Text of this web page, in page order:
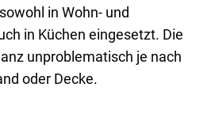
in Wohn- und
in Küchen eingesetzt. Die
unproblematisch je nach
oder Decke.